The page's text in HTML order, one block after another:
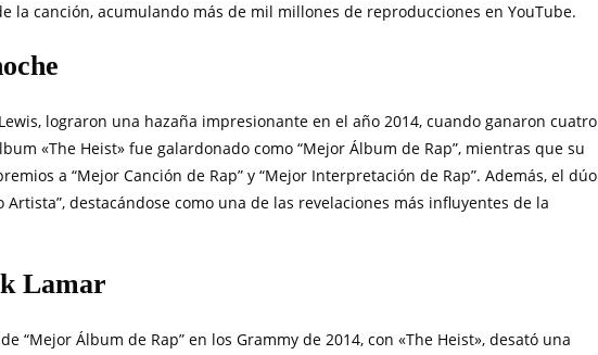
la canción, acumulando más de mil millones de reproducciones en YouTube.
lograron una hazaña impresionante en el año 2014, cuando ganaron cuatro
«The Heist» fue galardonado como “Mejor Álbum de Rap”, mientras que su
a “Mejor Canción de Rap” y “Mejor Interpretación de Rap”. Además, el dúo
destacándose como una de las revelaciones más influyentes de la
Lamar
“Mejor Álbum de Rap” en los Grammy de 2014, con «The Heist», desató una